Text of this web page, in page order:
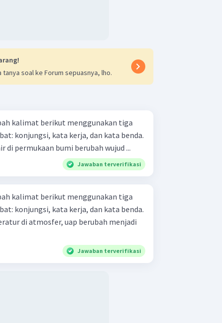
tanya soal ke Forum sepuasnya, lho.
kalimat berikut menggunakan tiga
konjungsi, kata kerja, dan kata benda.
di permukaan bumi berubah wujud ...
Jawaban terverifikasi
kalimat berikut menggunakan tiga
konjungsi, kata kerja, dan kata benda.
di atmosfer, uap berubah menjadi
Jawaban terverifikasi